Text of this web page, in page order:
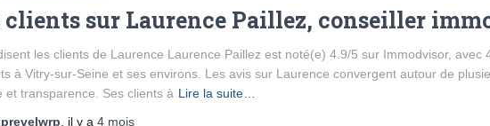
clients sur Laurence Paillez, conseiller
les clients de Laurence Laurence Paillez est noté(e) 4.9/5 sur Immodvisor,
à Vitry-sur-Seine et ses environs. Les avis sur Laurence convergent autour de
et transparence. Ses clients à Lire la suite…
, il y a 4 mois